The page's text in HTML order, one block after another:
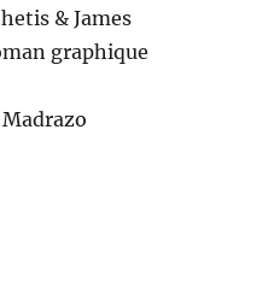
& James
graphique